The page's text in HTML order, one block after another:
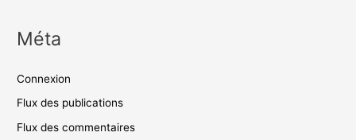
Méta
Connexion
Flux des publications
Flux des commentaires